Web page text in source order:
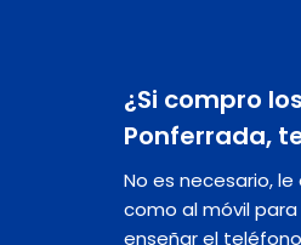
¿Si compro
Ponferrada,
No es necesario,
como al móvil
enseñar el